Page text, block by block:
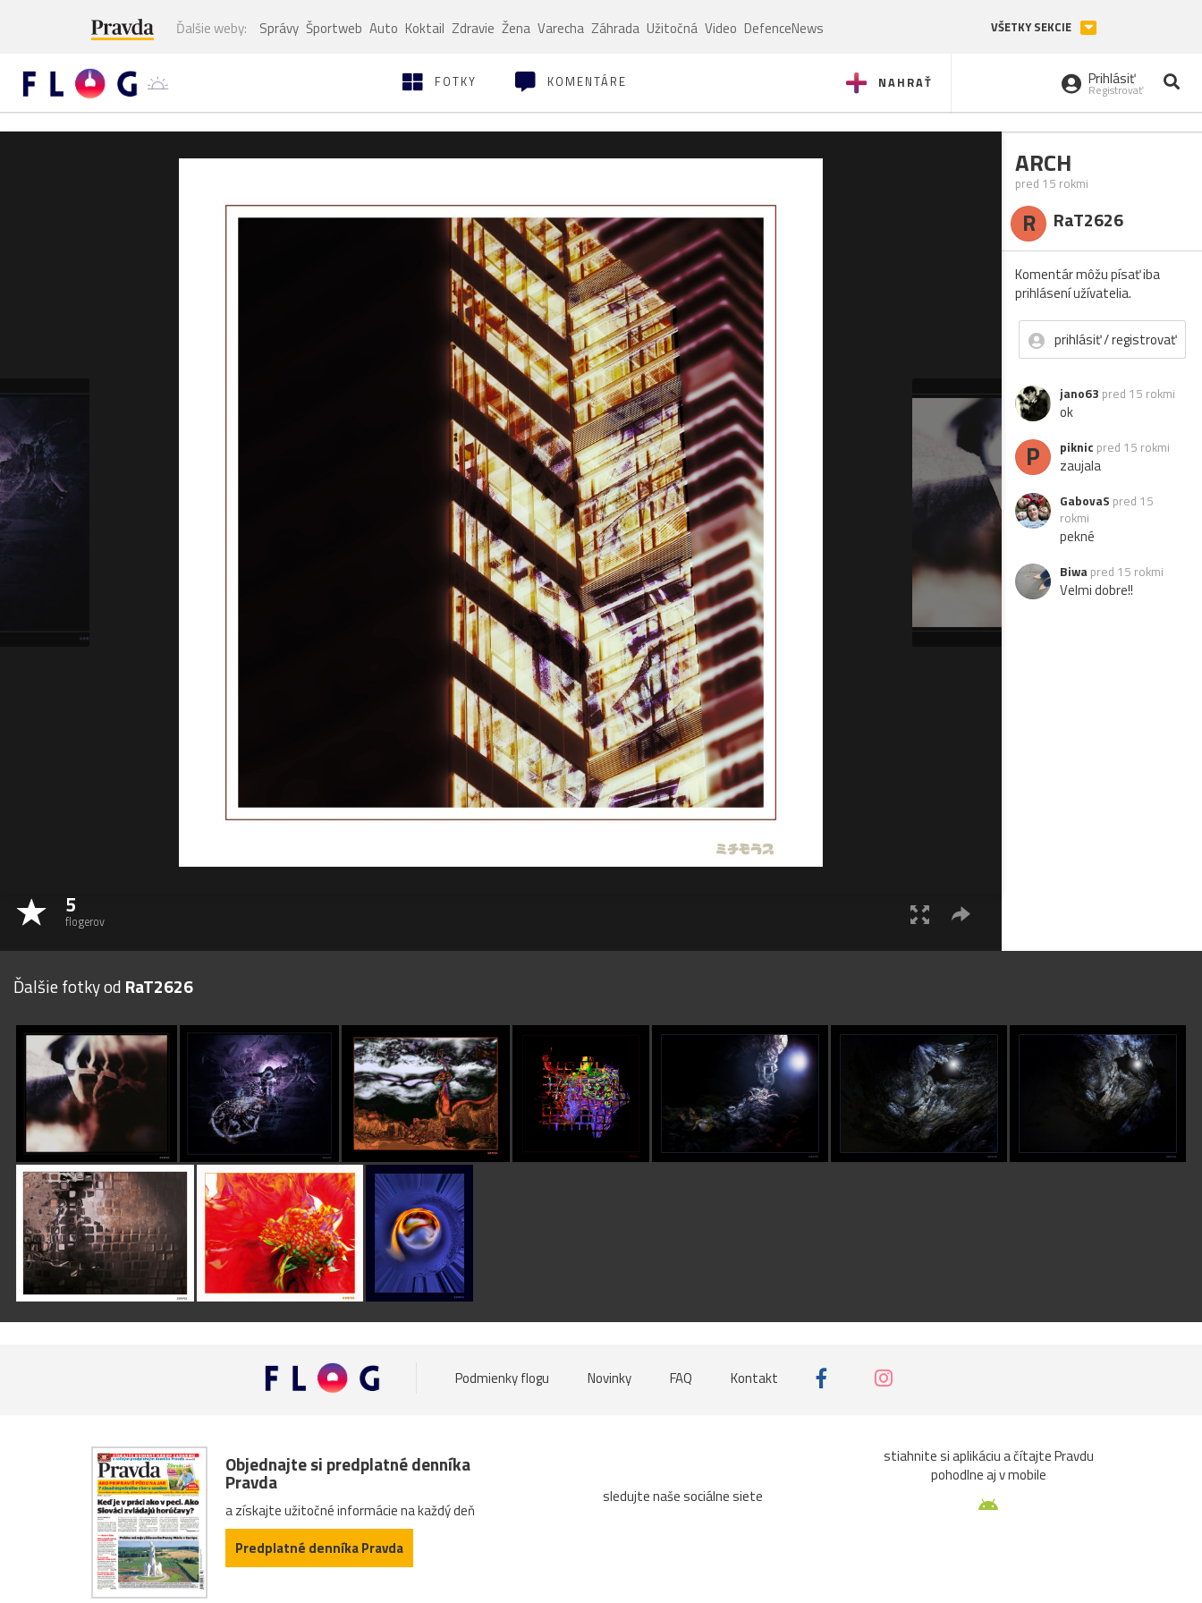
Ďalšie weby: Správy Športweb Auto Koktail Zdravie Žena Varecha Záhrada Užitočná Video DefenceNews VŠETKY SEKCIE
NAHRAŤ
FOTKY KOMENTÁRE Prihlásiť
Registrovať
5
flogerov
ARCH
pred 15 rokmi
R RaT2626
Komentár môžu písať iba
prihlásení užívatelia.
prihlásiť / registrovať
jano63 pred 15 rokmi
ok
P piknic pred 15 rokmi
zaujala
GabovaS pred 15
rokmi
pekné
Biwa pred 15 rokmi
Velmi dobre!!
Ďalšie fotky od RaT2626
Podmienky flogu Novinky FAQ Kontakt
Objednajte si predplatné denníka
Pravda
a získajte užitočné informácie na každý deň
Predplatné denníka Pravda
sledujte naše sociálne siete
stiahnite si aplikáciu a čítajte Pravdu
pohodlne aj v mobile